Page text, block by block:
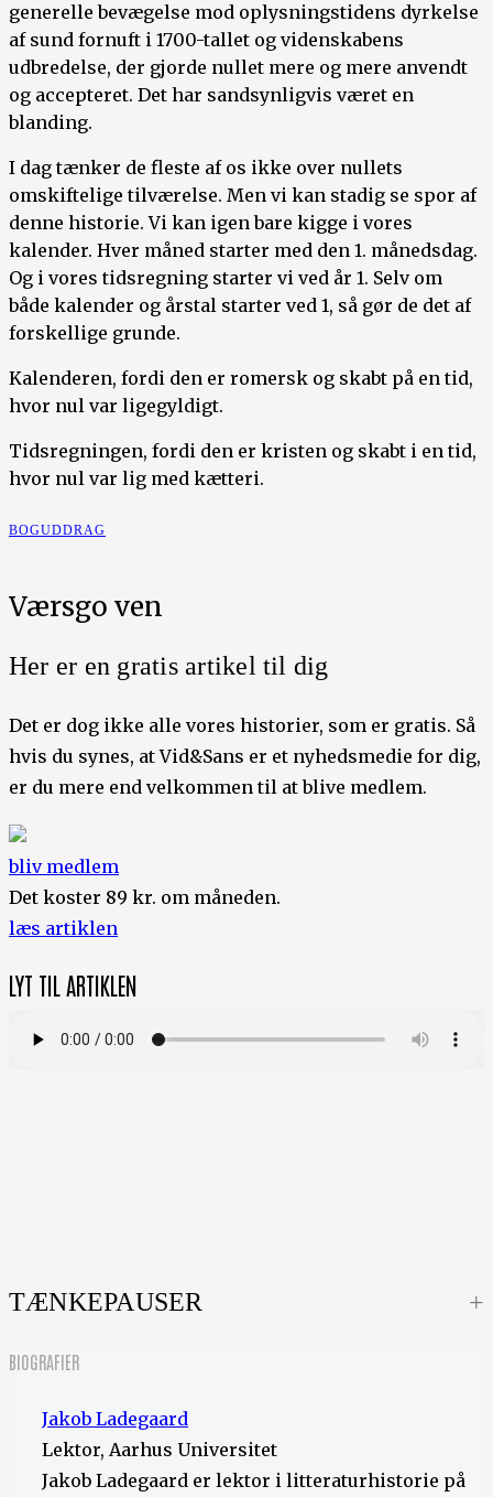
generelle bevægelse mod oplysningstidens dyrkelse
af sund fornuft i 1700-tallet og videnskabens
udbredelse, der gjorde nullet mere og mere anvendt
og accepteret. Det har sandsynligvis været en
blanding.
I dag tænker de fleste af os ikke over nullets
omskiftelige tilværelse. Men vi kan stadig se spor af
denne historie. Vi kan igen bare kigge i vores
kalender. Hver måned starter med den 1. månedsdag.
Og i vores tidsregning starter vi ved år 1. Selv om
både kalender og årstal starter ved 1, så gør de det af
forskellige grunde.
Kalenderen, fordi den er romersk og skabt på en tid,
hvor nul var ligegyldigt.
Tidsregningen, fordi den er kristen og skabt i en tid,
hvor nul var lig med kætteri.
BOGUDDRAG
Værsgo ven
Her er en gratis artikel til dig
Det er dog ikke alle vores historier, som er gratis. Så
hvis du synes, at Vid&Sans er et nyhedsmedie for dig,
er du mere end velkommen til at blive medlem.
bliv medlem
Det koster 89 kr. om måneden.
læs artiklen
LYT TIL ARTIKLEN
TÆNKEPAUSER
BIOGRAFIER
Jakob Ladegaard
Lektor, Aarhus Universitet
Jakob Ladegaard er lektor i litteraturhistorie på